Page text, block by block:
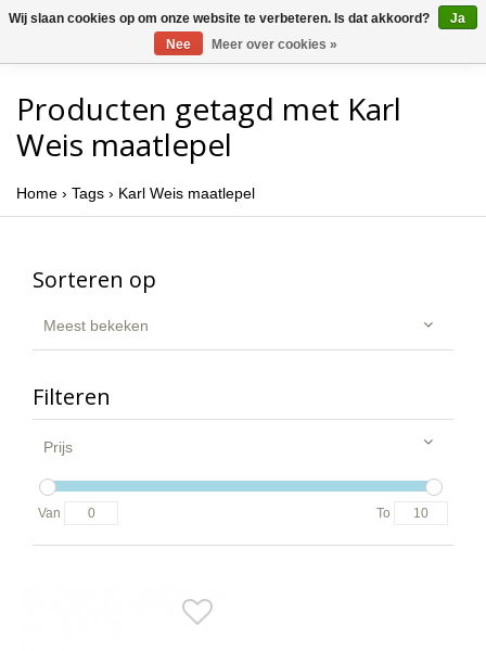
Producten getagd met Karl
Weis maatlepel
Home › Tags › Karl Weis maatlepel
Sorteren op
Meest bekeken
Filteren
Prijs
Van To
Wij slaan cookies op om onze website te verbeteren. Is dat akkoord?
Ja
Nee
Meer over cookies »